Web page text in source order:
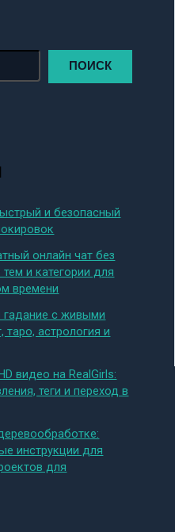
ПОИСК
и безопасный
онлайн чат без
и категории для
времени
гадание с живыми
таро, астрология и
видео на RealGirls:
теги и переход в
инструкции для
для